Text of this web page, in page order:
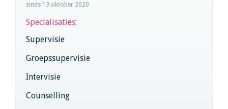
sinds 13 oktober 2020
Specialisaties:
Supervisie
Groepssupervisie
Intervisie
Counselling